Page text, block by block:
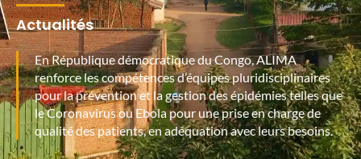
Actualités
En République démocratique du Congo, ALIMA
renforce les compétences d’équipes pluridisciplinaires
pour la prévention et la gestion des épidémies telles que
le Coronavirus ou Ebola pour une prise en charge de
qualité des patients, en adéquation avec leurs besoins.